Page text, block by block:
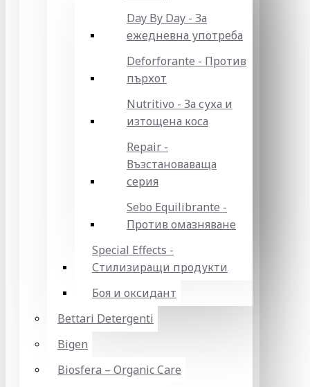
Day By Day - За
ежедневна употреба
Deforforante - Против
пърхот
Nutritivo - За суха и
изтощена коса
Repair -
Възстановаваща
серия
Sebo Equilibrante -
Против омазняване
Special Effects -
Стилизиращи продукти
Боя и оксидант
Bettari Detergenti
Bigen
Biosfera – Organic Care